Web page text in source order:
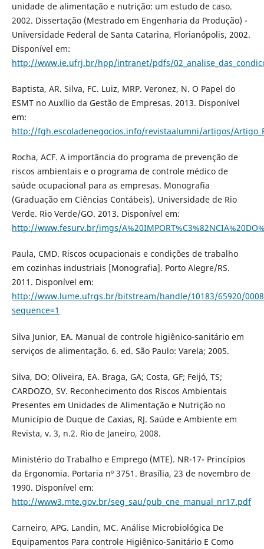
unidade de alimentação e nutrição: um estudo de caso.
2002. Dissertação (Mestrado em Engenharia da Produção) -
Universidade Federal de Santa Catarina, Florianópolis, 2002.
Disponível em:
http://www.ie.ufrj.br/hpp/intranet/pdfs/
Baptista, AR. Silva, FC. Luiz, MRP. Veronez, N. O Papel do
ESMT no Auxílio da Gestão de Empresas. 2013. Disponível
em:
http://fgh.escoladenegocios.info/revistaalumni/artigos/
Rocha, ACF. A importância do programa de prevenção de
riscos ambientais e o programa de controle médico de
saúde ocupacional para as empresas. Monografia
(Graduação em Ciências Contábeis). Universidade de Rio
Verde. Rio Verde/GO. 2013. Disponível em:
http://www.fesurv.br/imgs/
Paula, CMD. Riscos ocupacionais e condições de trabalho
em cozinhas industriais [Monografia]. Porto Alegre/RS.
2011. Disponível em:
http://www.lume.ufrgs.br/bitstream/handle/10183/65920/
sequence=1
Silva Junior, EA. Manual de controle higiênico-sanitário em
serviços de alimentação. 6. ed. São Paulo: Varela; 2005.
Silva, DO; Oliveira, EA. Braga, GA; Costa, GF; Feijó, TS;
CARDOZO, SV. Reconhecimento dos Riscos Ambientais
Presentes em Unidades de Alimentação e Nutrição no
Município de Duque de Caxias, RJ. Saúde e Ambiente em
Revista, v. 3, n.2. Rio de Janeiro, 2008.
Ministério do Trabalho e Emprego (MTE). NR-17- Princípios
da Ergonomia. Portaria nº 3751. Brasília, 23 de novembro de
1990. Disponível em:
http://www3.mte.gov.br/seg_sau/pub_cne_manual_nr17.pdf
Carneiro, APG. Landin, MC. Análise Microbiológica De
Equipamentos Para controle Higiênico-Sanitário E Como